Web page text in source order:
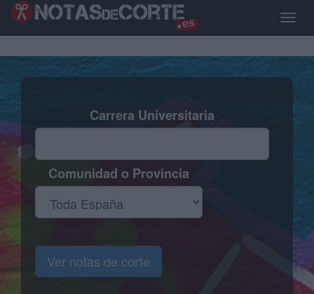
Pasar
Toggle
Carrera Universitaria
Comunidad o Provincia
Ver notas de corte